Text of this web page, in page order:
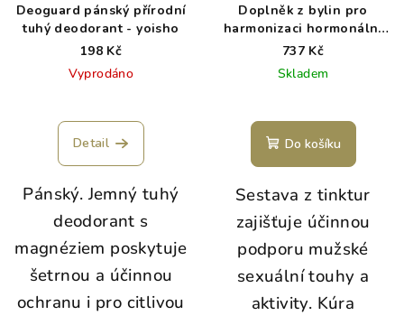
Deoguard pánský přírodní
tuhý deodorant - yoisho
198 Kč
Vyprodáno
Detail
Pánský. Jemný tuhý
deodorant s
magnéziem poskytuje
šetrnou a účinnou
ochranu i pro citlivou
Doplněk z bylin pro
harmonizaci hormonální
aktivity a pro podporu
sexuální schopnosti u
mužů
737 Kč
Skladem
Do košíku
Sestava z tinktur
zajišťuje účinnou
podporu mužské
sexuální touhy a
aktivity. Kúra